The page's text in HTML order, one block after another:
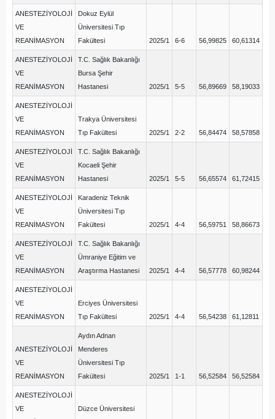
ANESTEZİYOLOJİ
VE
REANİMASYON
Dokuz Eylül
Üniversitesi Tıp
Fakültesi
2025/1 6-6 56,99825 60,61314
ANESTEZİYOLOJİ
VE
REANİMASYON
T.C. Sağlık Bakanlığı
Bursa Şehir
Hastanesi
2025/1 5-5 56,89669 58,19033
ANESTEZİYOLOJİ
VE
REANİMASYON
Trakya Üniversitesi
Tıp Fakültesi
2025/1 2-2 56,84474 58,57858
ANESTEZİYOLOJİ
VE
REANİMASYON
T.C. Sağlık Bakanlığı
Kocaeli Şehir
Hastanesi
2025/1 5-5 56,65574 61,72415
ANESTEZİYOLOJİ
VE
REANİMASYON
Karadeniz Teknik
Üniversitesi Tıp
Fakültesi
2025/1 4-4 56,59751 58,86673
ANESTEZİYOLOJİ
VE
REANİMASYON
T.C. Sağlık Bakanlığı
Ümraniye Eğitim ve
Araştırma Hastanesi
2025/1 4-4 56,57778 60,98244
ANESTEZİYOLOJİ
VE
REANİMASYON
Erciyes Üniversitesi
Tıp Fakültesi
2025/1 4-4 56,54238 61,12811
ANESTEZİYOLOJİ
VE
REANİMASYON
Aydın Adnan
Menderes
Üniversitesi Tıp
Fakültesi
2025/1 1-1 56,52584 56,52584
ANESTEZİYOLOJİ
VE
Düzce Üniversitesi